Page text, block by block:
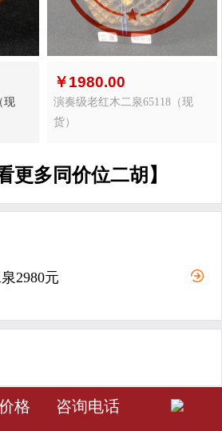
现
￥1980.00
演奏级老红木二泉65118（现
货）
更多同价位二胡】
2980元
3980元 󰀅
格 咨询电话